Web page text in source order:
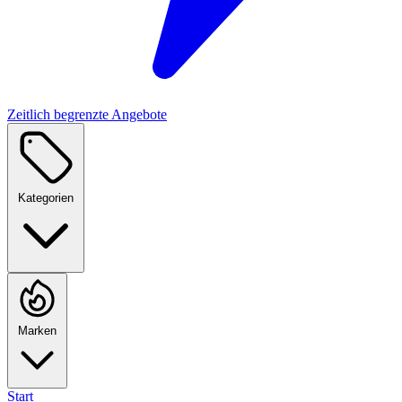
Zeitlich begrenzte Angebote
Kategorien
Marken
Start